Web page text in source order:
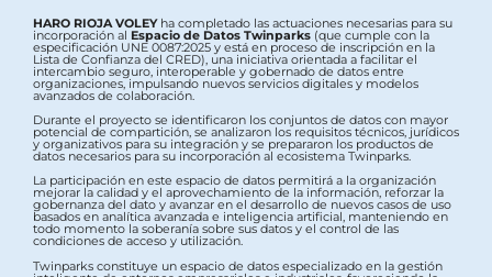
HARO RIOJA VOLEYha completado las actuaciones necesarias para su
incorporación al Espacio de Datos Twinparks (que cumple con la
especificación UNE 0087:2025 y está en proceso de inscripción en la
Lista de Confianza del CRED), una iniciativa orientada a facilitar el
intercambio seguro, interoperable y gobernado de datos entre
organizaciones, impulsando nuevos servicios digitales y modelos
avanzados de colaboración.
Durante el proyecto se identificaron los conjuntos de datos con mayor
potencial de compartición, se analizaron los requisitos técnicos, jurídicos
y organizativos para su integración y se prepararon los productos de
datos necesarios para su incorporación al ecosistema Twinparks.
La participación en este espacio de datos permitirá a la organización
mejorar la calidad y el aprovechamiento de la información, reforzar la
gobernanza del dato y avanzar en el desarrollo de nuevos casos de uso
basados en analítica avanzada e inteligencia artificial, manteniendo en
todo momento la soberanía sobre sus datos y el control de las
condiciones de acceso y utilización.
Twinparks constituye un espacio de datos especializado en la gestión